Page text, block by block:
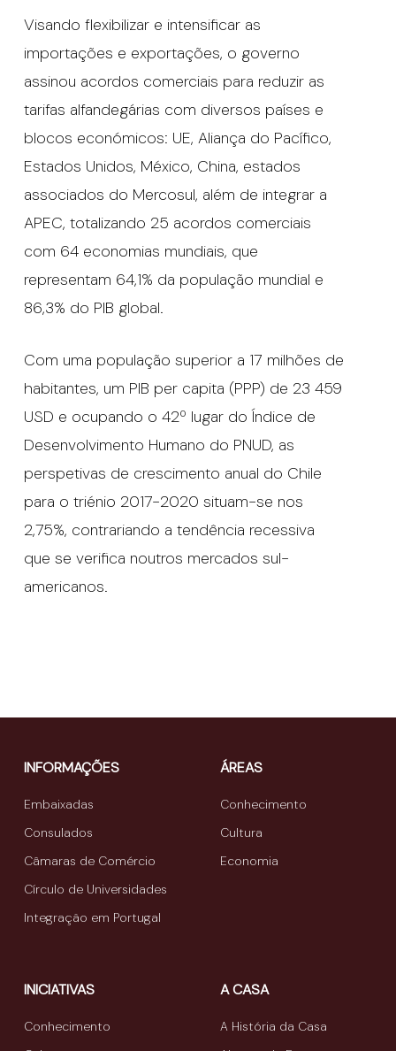
Visando flexibilizar e intensificar as
importações e exportações, o governo
assinou acordos comerciais para reduzir as
tarifas alfandegárias com diversos países e
blocos económicos: UE, Aliança do Pacífico,
Estados Unidos, México, China, estados
associados do Mercosul, além de integrar a
APEC, totalizando 25 acordos comerciais
com 64 economias mundiais, que
representam 64,1% da população mundial e
86,3% do PIB global.
Com uma população superior a 17 milhões de
habitantes, um PIB per capita (PPP) de 23 459
USD e ocupando o 42º lugar do Índice de
Desenvolvimento Humano do PNUD, as
perspetivas de crescimento anual do Chile
para o triénio 2017-2020 situam-se nos
2,75%, contrariando a tendência recessiva
que se verifica noutros mercados sul-
americanos.
INFORMAÇÕES
Embaixadas
Consulados
Câmaras de Comércio
Círculo de Universidades
Integração em Portugal
ÁREAS
Conhecimento
Cultura
Economia
INICIATIVAS
Conhecimento
A CASA
A História da Casa